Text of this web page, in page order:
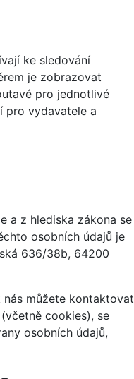
ke sledování
je zobrazovat
pro jednotlivé
pro vydavatele a
a z hlediska zákona se
osobních údajů je
636/38b, 64200
můžete kontaktovat
cookies), se
osobních údajů,